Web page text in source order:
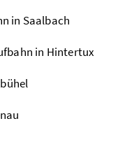
in Saalbach
in Hintertux